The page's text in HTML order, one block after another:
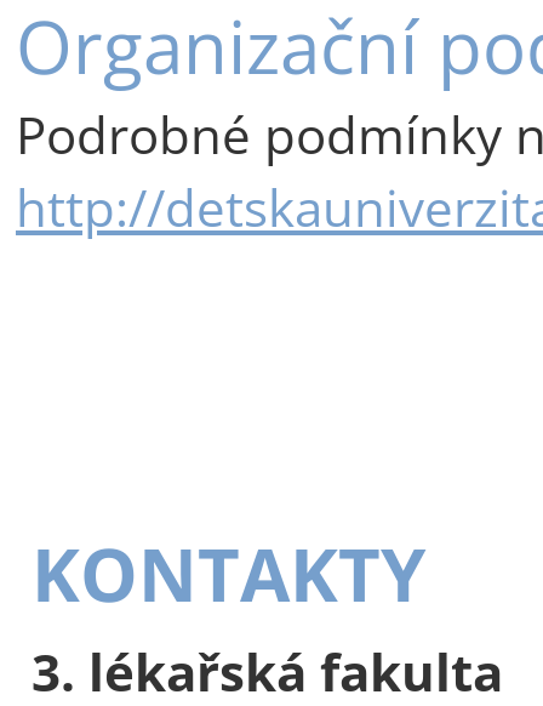
Organizační
Podrobné podmínky
http://
KONTAKTY
3. lékařská fakulta